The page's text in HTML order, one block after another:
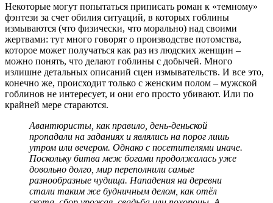
Некоторые могут попытаться приписать роман к «темному»
фэнтези за счет обилия ситуаций, в которых гоблины
измываются (что физически, что морально) над своими
жертвами: тут много говорят о производстве потомства,
которое может получаться как раз из людских женщин –
можно понять, что делают гоблины с добычей. Много
излишне детальных описаний сцен измывательств. И все это,
конечно же, происходит только с женским полом – мужской
гоблинов не интересует, и они его просто убивают. Или по
крайней мере стараются.
Авантюристы, как правило, день-деньской
пропадали на заданиях и являлись на порог лишь
утром или вечером. Однако с посетителями иначе.
Поскольку битва меж богами продолжалась уже
довольно долго, мир переполнили самые
разнообразные чудища. Нападения на деревни
стали таким же будничным делом, как отёл